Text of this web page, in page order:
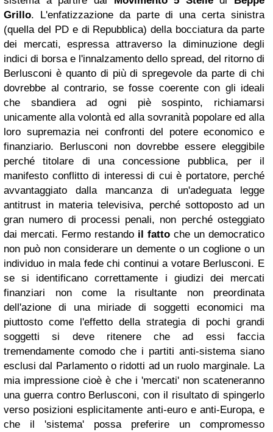
Grillo. L'enfatizzazione da parte di una certa sinistra
(quella del PD e di Repubblica) della bocciatura da parte
dei mercati, espressa attraverso la diminuzione degli
indici di borsa e l'innalzamento dello spread, del ritorno di
Berlusconi è quanto di più di spregevole da parte di chi
dovrebbe al contrario, se fosse coerente con gli ideali
che sbandiera ad ogni piè sospinto, richiamarsi
unicamente alla volontà ed alla sovranità popolare ed alla
loro supremazia nei confronti del potere economico e
finanziario. Berlusconi non dovrebbe essere eleggibile
perché titolare di una concessione pubblica, per il
manifesto conflitto di interessi di cui è portatore, perché
avvantaggiato dalla mancanza di un'adeguata legge
antitrust in materia televisiva, perché sottoposto ad un
gran numero di processi penali, non perché osteggiato
dai mercati. Fermo restando il fatto che un democratico
non può non considerare un demente o un coglione o un
individuo in mala fede chi continui a votare Berlusconi. E
se si identificano correttamente i giudizi dei mercati
finanziari non come la risultante non preordinata
dell'azione di una miriade di soggetti economici ma
piuttosto come l'effetto della strategia di pochi grandi
soggetti si deve ritenere che ad essi faccia
tremendamente comodo che i partiti anti-sistema siano
esclusi dal Parlamento o ridotti ad un ruolo marginale. La
mia impressione cioè è che i 'mercati' non scateneranno
una guerra contro Berlusconi, con il risultato di spingerlo
verso posizioni esplicitamente anti-euro e anti-Europa, e
che il 'sistema' possa preferire un compromesso